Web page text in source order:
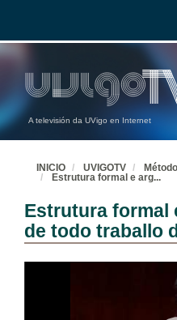
A televisión da UVigo en Internet
INICIO UVIGOTV
Estrutura formal e arg...
Estrutura formal
de todo traballo